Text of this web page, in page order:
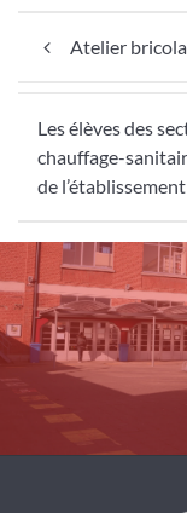
Atelier
Les élèves des
chauffage-
de l’établissement